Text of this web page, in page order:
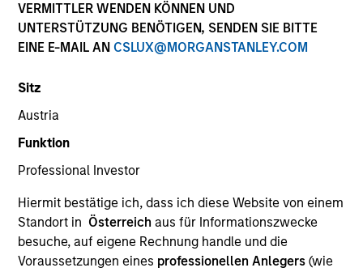
VERMITTLER WENDEN KÖNNEN UND
UNTERSTÜTZUNG BENÖTIGEN, SENDEN SIE BITTE
EINE E-MAIL AN CSLUX@MORGANSTANLEY.COM
Sitz
Austria
Funktion
Professional Investor
Hiermit bestätige ich, dass ich diese Website von einem
Standort in Österreich aus für Informationszwecke
besuche, auf eigene Rechnung handle und die
Voraussetzungen eines professionellen Anlegers(wie
Quick Facts
Benchmark
Bloomberg U.S. Mortgage Backed Securities (MBS)
Related Product
Pooled Vehicle
Insights